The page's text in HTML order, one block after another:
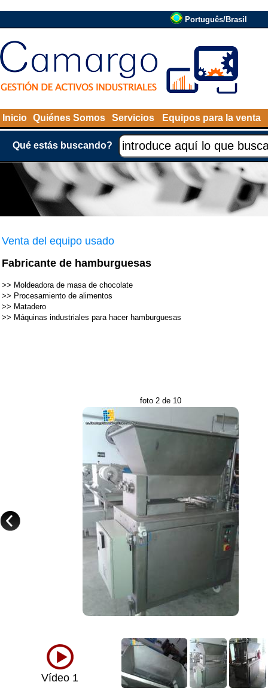
Português/Brasil
Inicio Quiénes Somos Servicios Equipos para la venta
Qué estás buscando?
Venta del equipo usado
Fabricante de hamburguesas
>> Moldeadora de masa de chocolate
>> Procesamiento de alimentos
>> Matadero
>> Máquinas industriales para hacer hamburguesas
foto 2 de 10
Vídeo 1